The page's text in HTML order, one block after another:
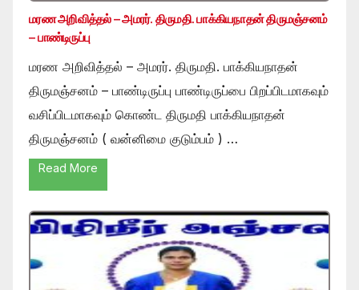
மரண அறிவித்தல் – அமரர். திருமதி. பாக்கியநாதன் திருமஞ்சனம்
– பாண்டிருப்பு
மரண அறிவித்தல் – அமரர். திருமதி. பாக்கியநாதன்
திருமஞ்சனம் – பாண்டிருப்பு பாண்டிருப்பை பிறப்பிடமாகவும்
வசிப்பிடமாகவும் கொண்ட திருமதி பாக்கியநாதன்
திருமஞ்சனம் ( வன்னிமை குடும்பம் ) …
Read More